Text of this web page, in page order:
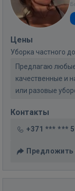
Цены
Уборка частного
Предлагаю
качественные и
или разовые
Контакты
+371 *** ***
Предложить